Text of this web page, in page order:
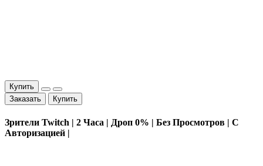
Купить
Заказать
Купить
Зрители Twitch | 2 Часа | Дроп 0% | Без Просмотров | С
Авторизацией |